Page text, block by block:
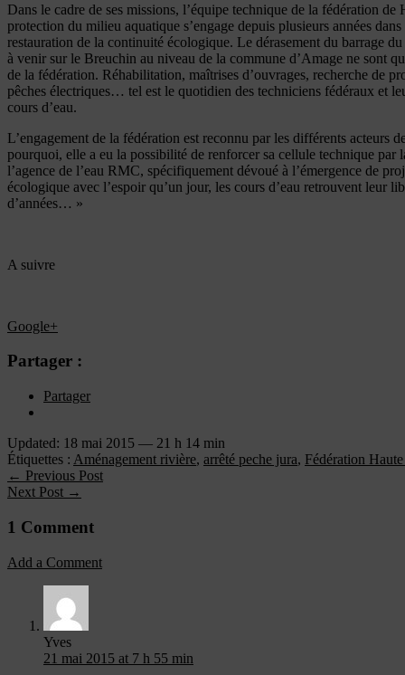
Dans le cadre de ses missions, l’équipe technique de la fédération de
protection du milieu aquatique s’engage depuis plusieurs années
restauration de la continuité écologique. Le dérasement du barrage
à venir sur le Breuchin au niveau de la commune d’Amage ne sont
de la fédération. Réhabilitation, maîtrises d’ouvrages, recherche de
pêches électriques… tel est le quotidien des techniciens fédéraux et
cours d’eau.
L’engagement de la fédération est reconnu par les différents acteurs
pourquoi, elle a eu la possibilité de renforcer sa cellule technique par
l’agence de l’eau RMC, spécifiquement dévoué à l’émergence de
écologique avec l’espoir qu’un jour, les cours d’eau retrouvent leur
d’années… »
A suivre
Google+
Partager :
Partager
Updated: 18 mai 2015 — 21 h 14 min
Étiquettes : Aménagement rivière, arrêté peche jura, Fédération
← Previous Post
Next Post →
1 Comment
Add a Comment
Yves
21 mai 2015 at 7 h 55 min